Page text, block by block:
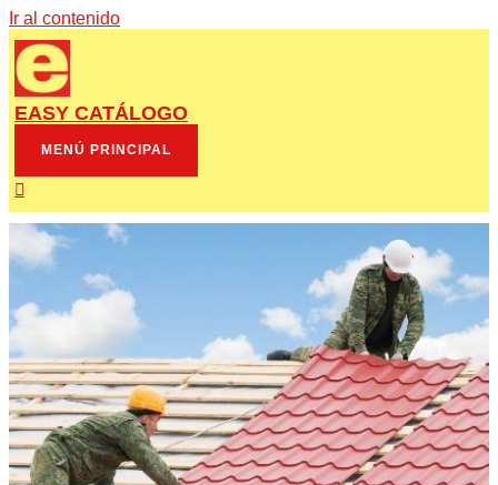
Ir al contenido
EASY CATÁLOGO
MENÚ PRINCIPAL